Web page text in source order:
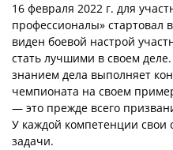
16 февраля 2022 г. для
профессионалы» стартовал
виден боевой настрой
стать лучшими в своем
знанием дела выполняет
чемпионата на своем
— это прежде всего
У каждой компетенции
задачи.